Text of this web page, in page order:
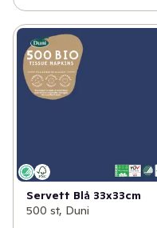
Servett Blå 33x33cm
500 st, Duni